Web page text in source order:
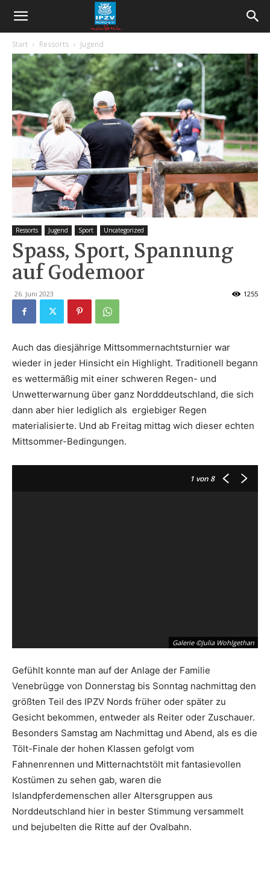
Start Ressorts Jugend
Ressorts Jugend Sport Uncategorized
Spass, Sport, Spannung
auf Godemoor
26. Juni 2023 1255
Auch das diesjährige Mittsommernachtsturnier war
wieder in jeder Hinsicht ein Highlight. Traditionell begann
es wettermäßig mit einer schweren Regen- und
Unwetterwarnung über ganz Nordddeutschland, die sich
dann aber hier lediglich als ergiebiger Regen
materialisierte. Und ab Freitag mittag wich dieser echten
Mittsommer-Bedingungen.
1 von 8
Galerie ©Julia Wohlgethan
Gefühlt konnte man auf der Anlage der Familie
Venebrügge von Donnerstag bis Sonntag nachmittag den
größten Teil des IPZV Nords früher oder später zu
Gesicht bekommen, entweder als Reiter oder Zuschauer.
Besonders Samstag am Nachmittag und Abend, als es die
Tölt-Finale der hohen Klassen gefolgt vom
Fahnenrennen und Mitternachtstölt mit fantasievollen
Kostümen zu sehen gab, waren die
Islandpferdemenschen aller Altersgruppen aus
Norddeutschland hier in bester Stimmung versammelt
und bejubelten die Ritte auf der Ovalbahn.